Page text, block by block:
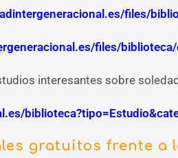
files/
files/
interesantes sobre
gratuitos frente a